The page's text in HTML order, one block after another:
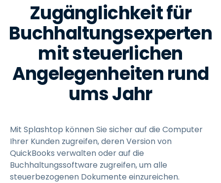
Zugänglichkeit für
Buchhaltungsexperten
mit steuerlichen
Angelegenheiten rund
ums Jahr
Mit Splashtop können Sie sicher auf die Computer
Ihrer Kunden zugreifen, deren Version von
QuickBooks verwalten oder auf die
Buchhaltungssoftware zugreifen, um alle
steuerbezogenen Dokumente einzureichen.